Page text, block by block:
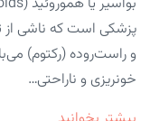
پزشکی است که ناشی از
و راست‌روده (رکتوم)
خونریزی و ناراحتی…